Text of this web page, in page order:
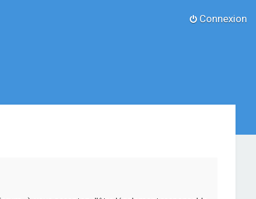
Connexion